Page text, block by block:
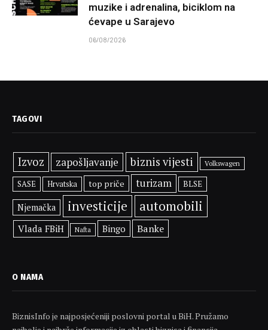
muzike i adrenalina, biciklom na
ćevape u Sarajevo
06/08/2026
TAGOVI
Izvoz zapošljavanje biznis vijesti Volkswagen
SASE Hrvatska top priče turizam BLSE
Njemačka investicije automobili
Vlada FBiH Nafta Bingo Banke
O NAMA
BiznisInfo je najposjećeniji poslovni portal u BiH. Pružamo